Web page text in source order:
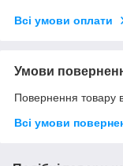
Всі умови оплати
Умови
Повернення товару
Всі умови